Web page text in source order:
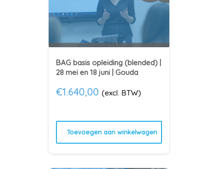
BAG basis opleiding (blended) |
28 mei en 18 juni | Gouda
€1.640,00 (excl. BTW)
Toevoegen aan winkelwagen